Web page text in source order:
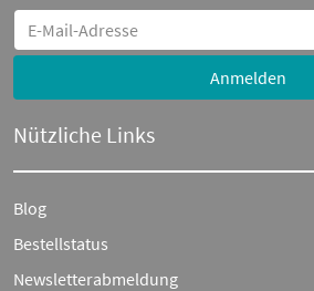
Anmelden
Nützliche Links
Blog
Bestellstatus
Newsletterabmeldung